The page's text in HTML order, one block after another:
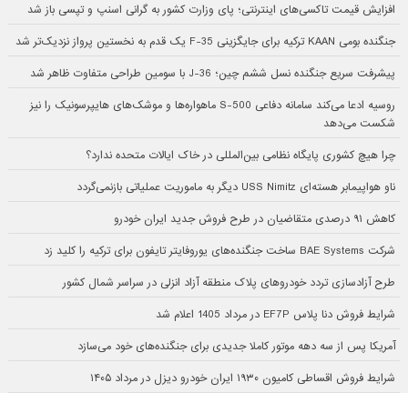
افزایش قیمت تاکسی‌های اینترنتی؛ پای وزارت کشور به گرانی اسنپ و تپسی باز شد
جنگنده بومی KAAN ترکیه برای جایگزینی F-35 یک قدم به نخستین پرواز نزدیک‌تر شد
پیشرفت سریع جنگنده نسل ششم چین؛ J-36 با سومین طراحی متفاوت ظاهر شد
روسیه ادعا می‌کند سامانه دفاعی S-500 ماهواره‌ها و موشک‌های هایپرسونیک را نیز
شکست می‌دهد
چرا هیچ کشوری پایگاه نظامی بین‌المللی در خاک ایالات متحده ندارد؟
ناو هواپیمابر هسته‌ای USS Nimitz دیگر به ماموریت عملیاتی بازنمی‌گردد
کاهش ۹۱ درصدی متقاضیان در طرح فروش جدید ایران خودرو
شرکت BAE Systems ساخت جنگنده‌های یوروفایتر تایفون برای ترکیه را کلید زد
طرح آزادسازی تردد خودروهای پلاک منطقه آزاد انزلی در سراسر شمال کشور
شرایط فروش دنا پلاس EF7P در مرداد 1405 اعلام شد
آمریکا پس از سه دهه موتور کاملا جدیدی برای جنگنده‌های خود می‌سازد
شرایط فروش اقساطی کامیون ۱۹۳۰ ایران خودرو دیزل در مرداد ۱۴۰۵